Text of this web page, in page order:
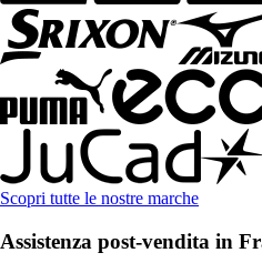
Scopri tutte le nostre marche
Assistenza post-vendita in